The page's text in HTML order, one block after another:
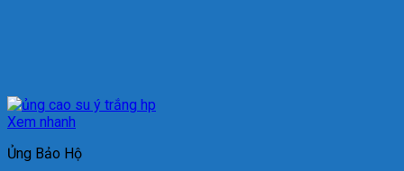
Xem nhanh
Ủng Bảo Hộ